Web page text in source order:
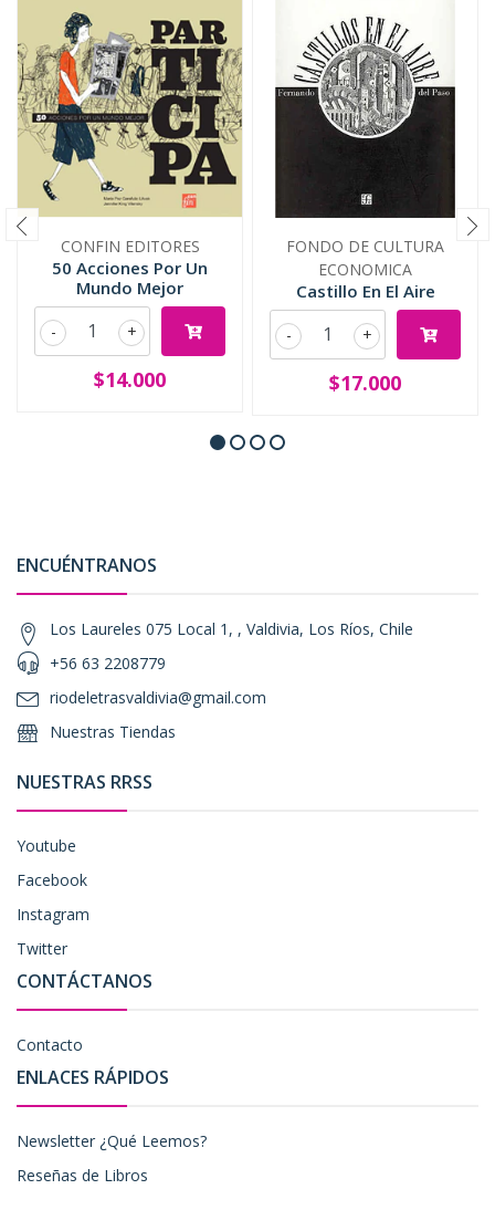
CONFIN EDITORES
50 Acciones Por Un
Mundo Mejor
+
-
$14.000
FONDO DE CULTURA
ECONOMICA
Castillo En El Aire
+
-
$17.000
ENCUÉNTRANOS
Los Laureles 075 Local 1, , Valdivia, Los Ríos, Chile
+56 63 2208779
riodeletrasvaldivia@gmail.com
Nuestras Tiendas
NUESTRAS RRSS
Youtube
Facebook
Instagram
Twitter
CONTÁCTANOS
Contacto
ENLACES RÁPIDOS
Newsletter ¿Qué Leemos?
Reseñas de Libros